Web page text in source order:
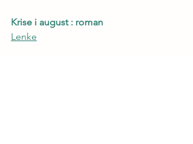
Krise i august : roman
Lenke